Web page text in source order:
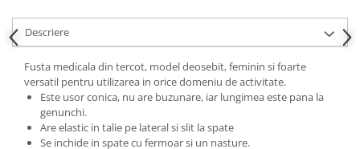
Descriere
Fusta medicala din tercot, model deosebit, feminin si foarte
versatil pentru utilizarea in orice domeniu de activitate.
Este usor conica, nu are buzunare, iar lungimea este pana la
genunchi.
Are elastic in talie pe lateral si slit la spate
Se inchide in spate cu fermoar si un nasture.